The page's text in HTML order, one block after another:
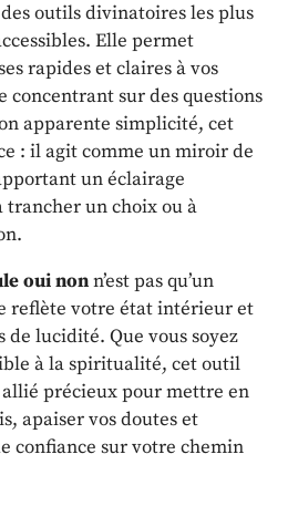
des outils divinatoires les plus
Elle permet
rapides et claires à vos
concentrant sur des questions
apparente simplicité, cet
: il agit comme un miroir de
un éclairage
un choix ou à
oui nonn’est pas qu’un
reflète votre état intérieur et
de lucidité. Que vous soyez
à la spiritualité, cet outil
précieux pour mettre en
apaiser vos doutes et
confiance sur votre chemin